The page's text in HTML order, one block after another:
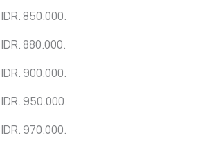
IDR. 850.000.
IDR. 880.000.
IDR. 900.000.
IDR. 950.000.
IDR. 970.000.